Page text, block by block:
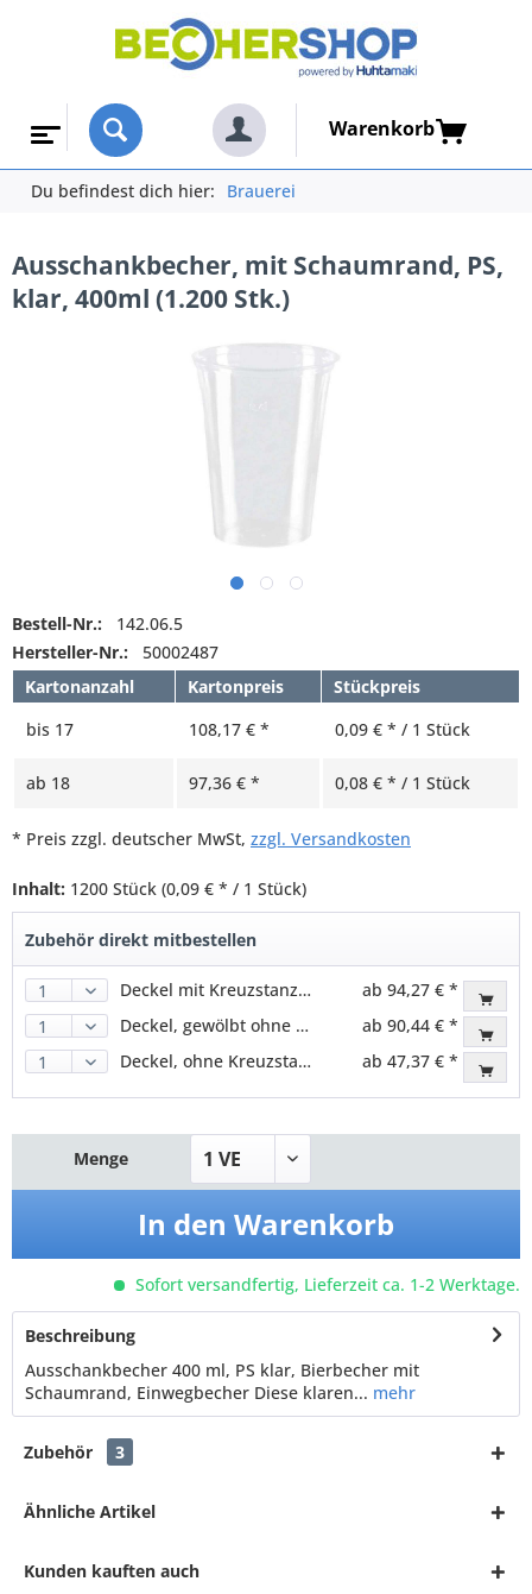
Warenkorb
Du befindest dich hier: Brauerei
Ausschankbecher, mit Schaumrand, PS,
klar, 400ml (1.200 Stk.)
Bestell-Nr.:
142.06.5
Hersteller-Nr.:
50002487
Kartonanzahl
Kartonpreis
Stückpreis
bis 17 108,17 € * 0,09 € * / 1 Stück
ab 18 97,36 € * 0,08 € * / 1 Stück
* Preis zzgl. deutscher MwSt, zzgl. Versandkosten
Inhalt: 1200 Stück (0,09 € * / 1 Stück)
Zubehör direkt mitbestellen
Deckel mit Kreuzstanzung, PET, transparent, für 95,0mm
ab 94,27 € *
Deckel, gewölbt ohne Loch, PET, klar, für 95,0mm
ab 90,44 € *
Deckel, ohne Kreuzstanzung, PET, klar, für 95,0mm
ab 47,37 € *
Menge
In den Warenkorb
Sofort versandfertig, Lieferzeit ca. 1-2 Werktage.
Beschreibung
Ausschankbecher 400 ml, PS klar, Bierbecher mit
Schaumrand, Einwegbecher Diese klaren... mehr
Zubehör 3
Ähnliche Artikel
Kunden kauften auch